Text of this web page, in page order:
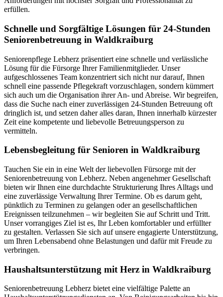
erfüllen.
Schnelle und Sorgfältige Lösungen für 24-Stunden
Seniorenbetreuung in Waldkraiburg
Seniorenpflege Lebherz präsentiert eine schnelle und verlässliche
Lösung für die Fürsorge Ihrer Familienmitglieder. Unser
aufgeschlossenes Team konzentriert sich nicht nur darauf, Ihnen
schnell eine passende Pflegekraft vorzuschlagen, sondern kümmert
sich auch um die Organisation ihrer An- und Abreise. Wir begreifen,
dass die Suche nach einer zuverlässigen 24-Stunden Betreuung oft
dringlich ist, und setzen daher alles daran, Ihnen innerhalb kürzester
Zeit eine kompetente und liebevolle Betreuungsperson zu
vermitteln.
Lebensbegleitung für Senioren in Waldkraiburg
Tauchen Sie ein in eine Welt der liebevollen Fürsorge mit der
Seniorenbetreuung von Lebherz. Neben angenehmer Gesellschaft
bieten wir Ihnen eine durchdachte Strukturierung Ihres Alltags und
eine zuverlässige Verwaltung Ihrer Termine. Ob es darum geht,
pünktlich zu Terminen zu gelangen oder an gesellschaftlichen
Ereignissen teilzunehmen – wir begleiten Sie auf Schritt und Tritt.
Unser vorrangiges Ziel ist es, Ihr Leben komfortabler und erfüllter
zu gestalten. Verlassen Sie sich auf unsere engagierte Unterstützung,
um Ihren Lebensabend ohne Belastungen und dafür mit Freude zu
verbringen.
Haushalts­unterstützung mit Herz in Waldkraiburg
Seniorenbetreuung Lebherz bietet eine vielfältige Palette an